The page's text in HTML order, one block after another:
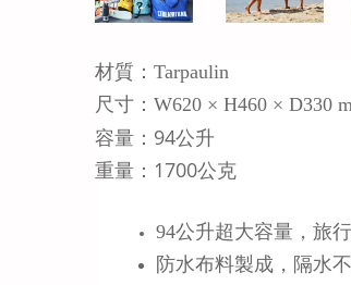
材質：Tarpaulin
尺寸：W620 × H460 × D330
容量：94公升
重量：1700公克
94公升超大容量，旅
防水布料製成，隔水